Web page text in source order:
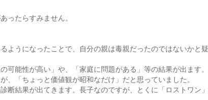
ったらすみません。
ようになったことで、自分の親は毒親だったのではないかと
可能性が高い」や、「家庭に問題がある」等の結果が出ます
「ちょっと価値観が昭和なだけ」だと思っていました。
断結果が出てきます。長子なのですが、とくに「ロストワン